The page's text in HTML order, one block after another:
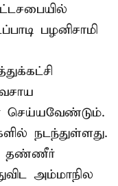
பழனிசாமி
செய்யவேண்டும்.
நடந்துள்ளது.
தண்ணீர்
அம்மாநில